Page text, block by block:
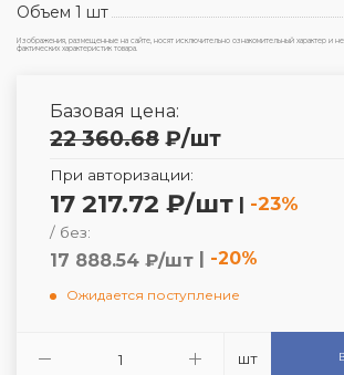
Объем 1 шт
Изображения, размещенные на сайте, носят исключительно ознакомительный характер и
фактических характеристик товара.
Базовая цена:
22 360.68 ₽/шт
При авторизации:
17 217.72 ₽/шт | -23%
/ без:
17 888.54 ₽/шт | -20%
Ожидается поступление
шт